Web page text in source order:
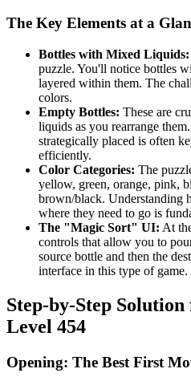
The Key Elements at a
Bottles with Mixed Liquids:
puzzle. You'll notice bottles
layered within them. The
colors.
Empty Bottles: These are
liquids as you rearrange
strategically placed is often
efficiently.
Color Categories: The
yellow, green, orange, pink,
brown/black. Understanding
where they need to go is
The "Magic Sort" UI: At
controls that allow you to
source bottle and then the
interface in this type of game.
Step-by-Step
Level 454
Opening: The Best First